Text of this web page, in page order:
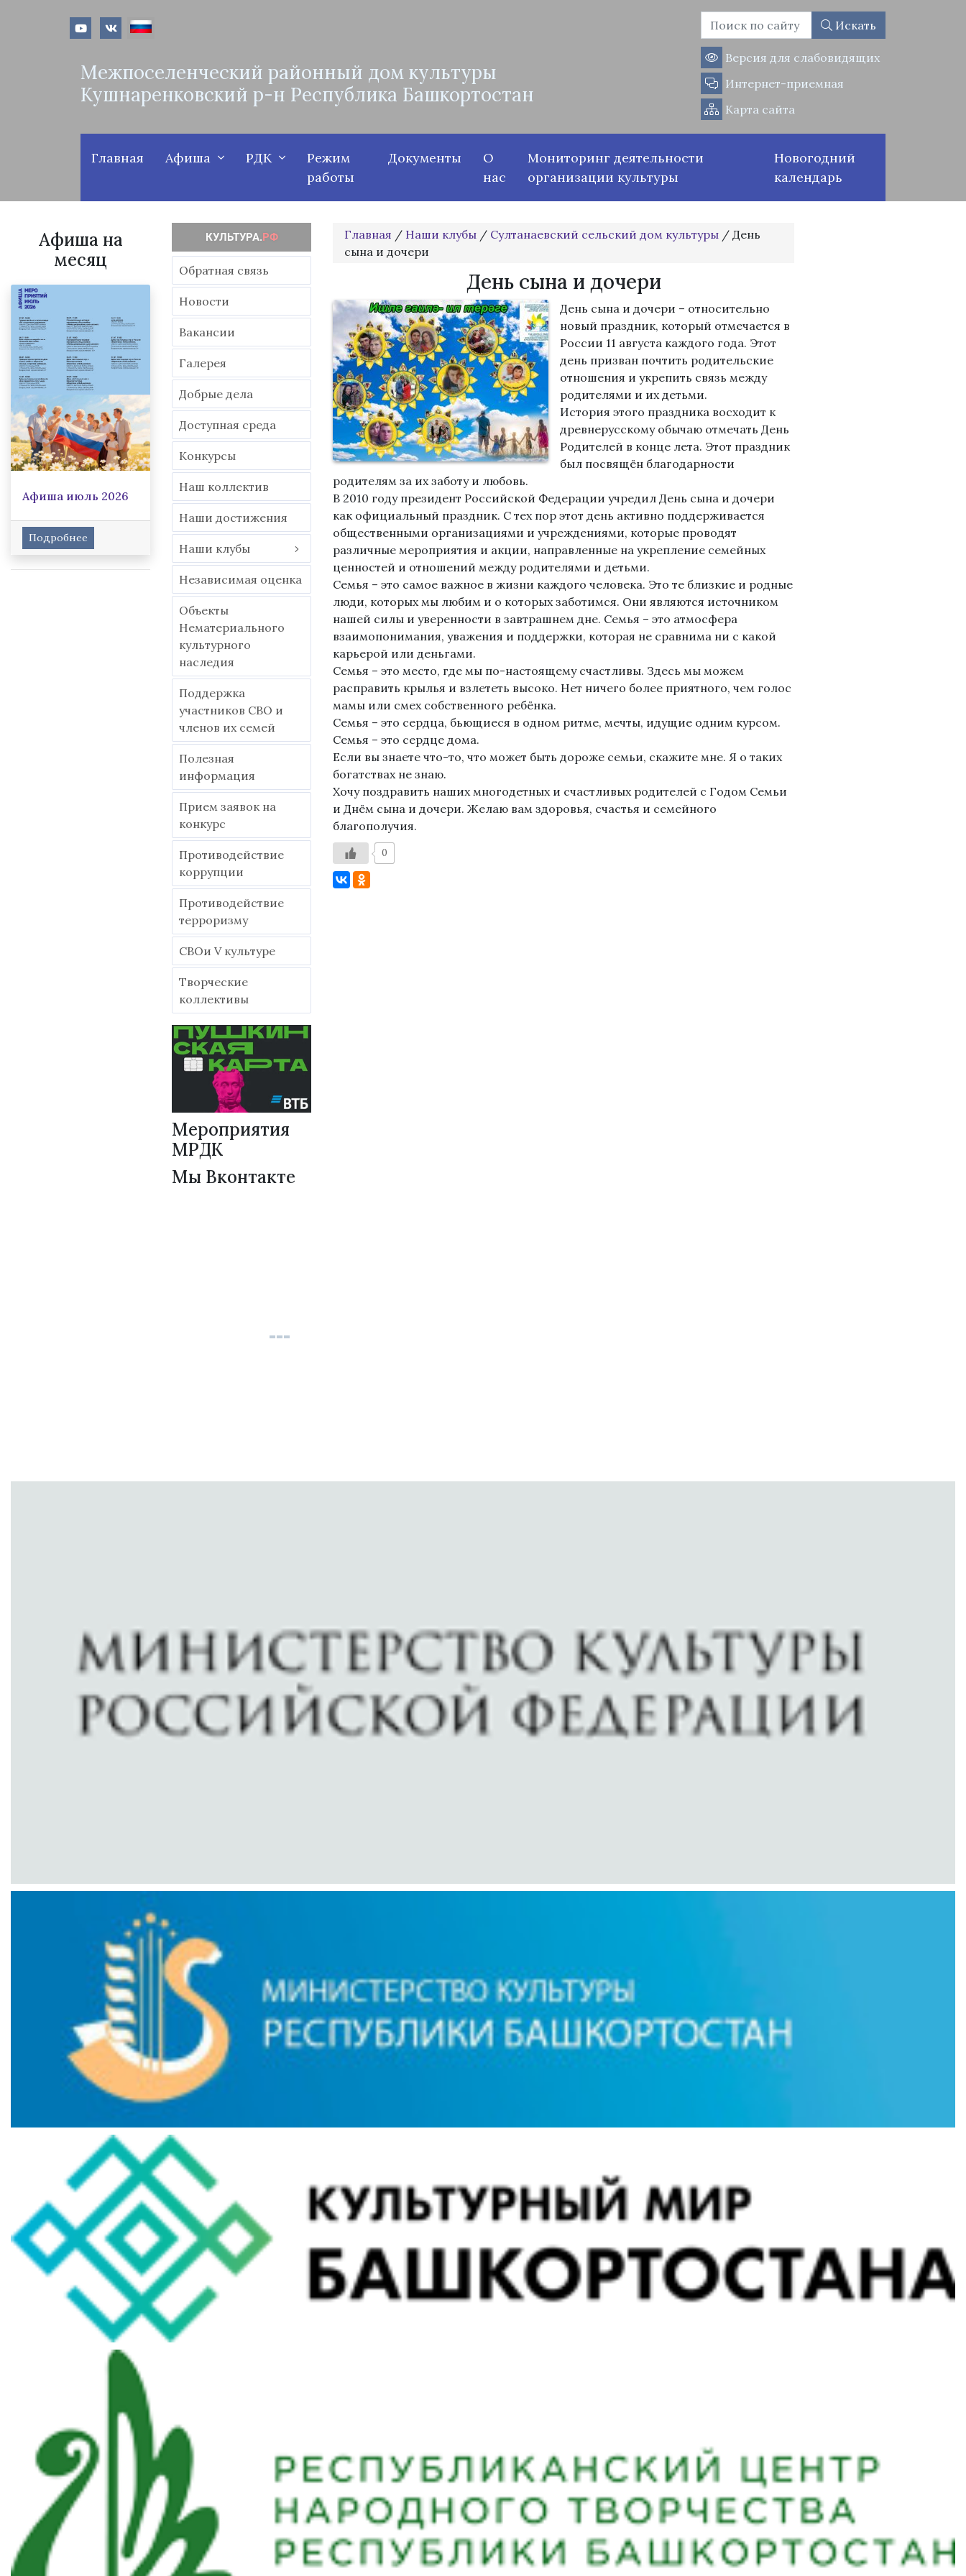
Искать
Межпоселенческий районный дом культуры
Кушнаренковский р-н Республика Башкортостан
Версия для слабовидящих
Интернет-приемная
Карта сайта
Главная Афиша РДК
Режим
работы
Документы
О
нас
Мониторинг деятельности
организации культуры
Новогодний
календарь
Афиша на
месяц
Афиша июль 2026
Подробнее
Обратная связь
Новости
Вакансии
Гaлерея
Добрые дела
Доступная среда
Конкурсы
Наш коллектив
Наши достижения
Наши клубы
Независимая оценка
Объекты
Нематериального
культурного
наследия
Поддержка
участников СВО и
членов их семей
Полезная
информация
Прием заявок на
конкурс
Противодействие
коррупции
Противодействие
терроризму
СВОи V культуре
Творческие
коллективы
Мероприятия
МРДК
Мы Вконтакте
Главная / Наши клубы / Султанаевский сельский дом культуры / День
сына и дочери
День сына и дочери
День сына и дочери – относительно
новый праздник, который отмечается в
России 11 августа каждого года. Этот
день призван почтить родительские
отношения и укрепить связь между
родителями и их детьми.
История этого праздника восходит к
древнерусскому обычаю отмечать День
Родителей в конце лета. Этот праздник
был посвящён благодарности
родителям за их заботу и любовь.
В 2010 году президент Российской Федерации учредил День сына и дочери
как официальный праздник. С тех пор этот день активно поддерживается
общественными организациями и учреждениями, которые проводят
различные мероприятия и акции, направленные на укрепление семейных
ценностей и отношений между родителями и детьми.
Семья – это самое важное в жизни каждого человека. Это те близкие и родные
люди, которых мы любим и о которых заботимся. Они являются источником
нашей силы и уверенности в завтрашнем дне. Семья – это атмосфера
взаимопонимания, уважения и поддержки, которая не сравнима ни с какой
карьерой или деньгами.
Семья – это место, где мы по-настоящему счастливы. Здесь мы можем
расправить крылья и взлететь высоко. Нет ничего более приятного, чем голос
мамы или смех собственного ребёнка.
Семья – это сердца, бьющиеся в одном ритме, мечты, идущие одним курсом.
Семья – это сердце дома.
Если вы знаете что-то, что может быть дороже семьи, скажите мне. Я о таких
богатствах не знаю.
Хочу поздравить наших многодетных и счастливых родителей с Годом Семьи
и Днём сына и дочери. Желаю вам здоровья, счастья и семейного
благополучия.
0